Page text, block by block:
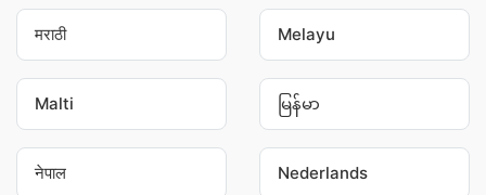
मराठी Melayu
Malti မြန်မာ
नेपाल Nederlands